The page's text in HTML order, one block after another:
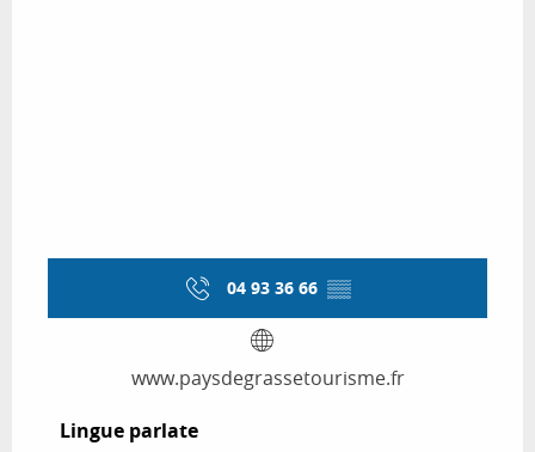
04 93 36 66 ▒▒
www.paysdegrassetourisme.fr
Lingue parlate
Lingue parlate